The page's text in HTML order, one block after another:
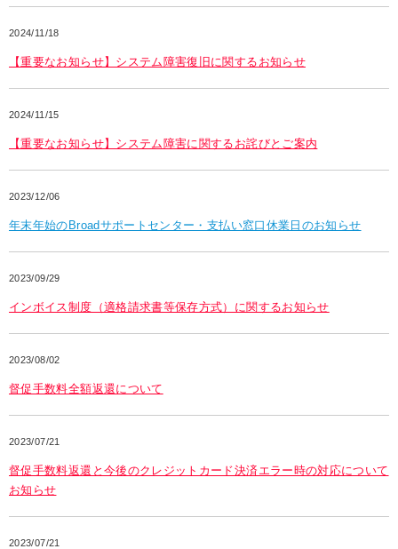
2024/11/18
【重要なお知らせ】システム障害復旧に関するお知らせ
2024/11/15
【重要なお知らせ】システム障害に関するお詫びとご案内
2023/12/06
年末年始のBroadサポートセンター・支払い窓口休業日のお知らせ
2023/09/29
インボイス制度（適格請求書等保存方式）に関するお知らせ
2023/08/02
督促手数料全額返還について
2023/07/21
督促手数料返還と今後のクレジットカード決済エラー時の対応について
お知らせ
2023/07/21